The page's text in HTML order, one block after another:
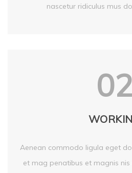
nascetur ridiculus mus
02
Aenean commodo ligula eget
et mag penatibus et magnis